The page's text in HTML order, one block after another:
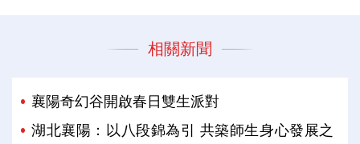
相關新聞
襄陽奇幻谷開啟春日雙生派對
湖北襄陽：以八段錦為引 共築師生身心發展之